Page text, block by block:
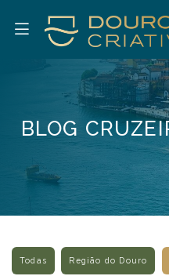
BLOG
Todas Região do Douro